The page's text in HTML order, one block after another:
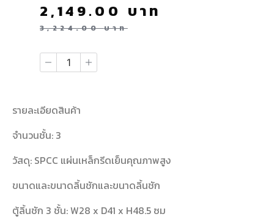
3,224.00บาท
2,149.00 บาท
รายละเอียดสินค้า
จำนวนชั้น: 3
วัสดุ: SPCC แผ่นเหล็กรีดเย็นคุณภาพสูง
ขนาดและขนาดลิ้นชักและขนาดลิ้นชัก
ตู้ลิ้นชัก 3 ชั้น: W28 x D41 x H48.5 ซม